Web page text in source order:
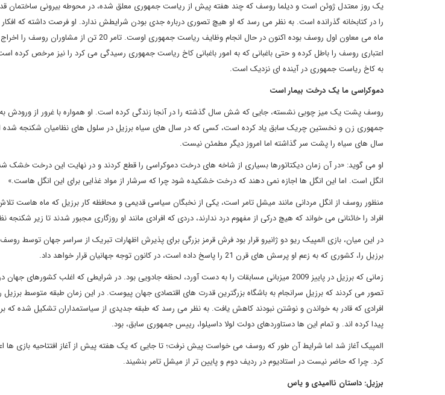
یک روز معتدل ژوئن است و دیلما روسف که چند هفته پیش از ریاست جمهوری معلق شده، در محوطه بیرونی ساختمان
را در کتابخانه گذرانده است. به نظر می رسد که او هیچ تصوری درباره جدی بودن شرایطش ندارد. او فرصت داشته که
ماه می معاون اول روسف بوده اکنون در حال انجام وظایف ریاست
اعتباری روسف را باطل کرده و حتی باغبانی که به امور باغبانی کاخ ریاست جمهوری رسیدگی می کرد را نیز مرخص کرده
به کاخ ریاست جمهوری در آینده ای نزدیک است.
دموکراسی ما یک درخت بیمار است
روسف پشت یک میز چوبی نشسته، جایی که شش سال گذشته را در آنجا زندگی کرده است. او همواره با غرور از ورودش به
جمهوری زن و نخستین چریک سابق یاد کرده است، کسی که در سال های سیاه برزیل در سلول های نظامیان شکنجه
سال های سیاه را پشت سر گذاشته اما امروز دیگر مطمئن نیست.
او می گوید: «در آن زمان دیکتاتورها بسیاری از شاخه های درخت دموکراسی را قطع کردند و در نهایت این درخت خشک
انگل است. اما این انگل ها اجازه نمی دهند که درخت خشکیده شود چرا که سرشار از مواد غذایی برای این انگل هاست.»
منظور روسف از انگل مردانی مانند میشل تامر است، یکی از نخبگان سیاسی قدیمی و محافظه کار برزیل که ماه هاست
افراد را خائنانی می خواند که هیچ درکی از مفهوم درد ندارند، دردی که افرادی مانند او روزگاری مجبور شدند تا زیر شکنجه
در این میان، بازی المپیک ریو دو ژانیرو قرار بود فرش قرمز بزرگی برای پذیرش اظهارات تبریک از سراسر جهان توسط
برزیل را، کشوری که به زعم او پرسش های قرن 21 را پاسخ داده است، در کانون توجه جهانیان قرار خواهد داد.
زمانی که برزیل در پاییز 2009 میزبانی مسابقات را به دست آورد، لحظه جادویی بود. در شرایطی که اغلب
تصور می کردند که برزیل سرانجام به باشگاه بزرگترین قدرت های اقتصادی جهان پیوست. در این زمان طبقه متوسط
افرادی که قادر به خواندن و نوشتن نبودند کاهش یافت. به نظر می رسد که طبقه جدیدی از سیاستمداران تشکیل شده که
پیدا کرده اند. و تمام این ها دستاوردهای دولت لولا داسیلوا، رییس جمهوری سابق، بود.
المپیک آغاز شد اما شرایط آن طور که روسف می خواست پیش نرفت؛ تا جایی که یک هفته پیش از آغاز افتتاحیه بازی ها
کرد. چرا که حاضر نیست در استادیوم در ردیف دوم و پایین تر از میشل تامر بنشیند.
برزیل: داستان ناامیدی و یاس